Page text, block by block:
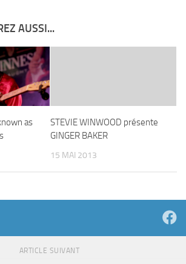
AUSSI...
as
STEVIE WINWOOD présente
GINGER BAKER
15 MAI 2013
ARTICLE SUIVANT